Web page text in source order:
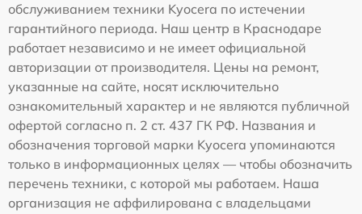
обслуживанием техники Kyocera по истечении
гарантийного периода. Наш центр в Краснодаре
работает независимо и не имеет официальной
авторизации от производителя. Цены на ремонт,
указанные на сайте, носят исключительно
ознакомительный характер и не являются публичной
офертой согласно п. 2 ст. 437 ГК РФ. Названия и
обозначения торговой марки Kyocera упоминаются
только в информационных целях — чтобы обозначить
перечень техники, с которой мы работаем. Наша
организация не аффилирована с владельцами